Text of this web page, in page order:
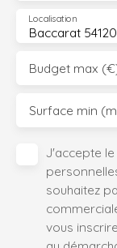
Baccarat 54120
Localisation
Budget max
Surface min
J'accepte
souhaitez
vous